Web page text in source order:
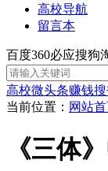
高校导航
留言本
百度360必应搜狗
高校微头条赚钱
当前位置： 网站
《三体